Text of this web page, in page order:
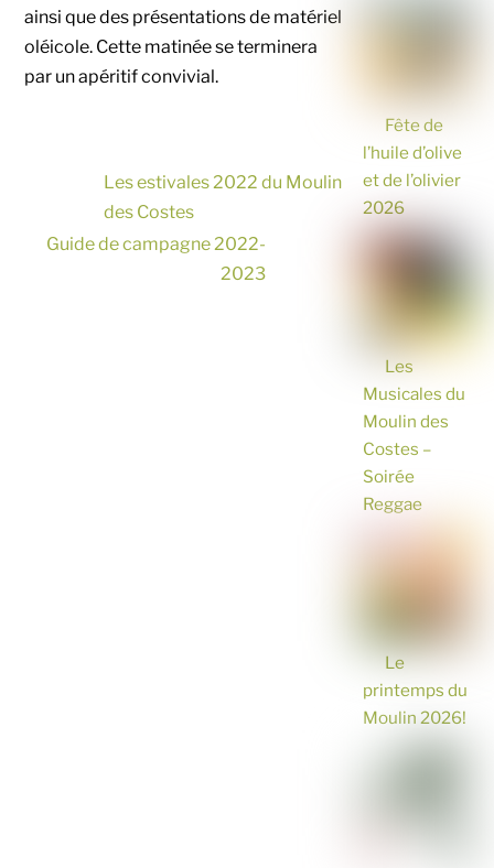
ainsi que des présentations de matériel
oléicole. Cette matinée se terminera
par un apéritif convivial.
Les estivales 2022 du Moulin
des Costes
Guide de campagne 2022-
2023
Fête de
l’huile d’olive
et de l’olivier
2026
Les
Musicales du
Moulin des
Costes –
Soirée
Reggae
Le
printemps du
Moulin 2026!